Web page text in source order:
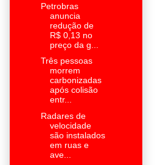
Petrobras
anuncia
redução de
R$ 0,13 no
preço da g...
Três pessoas
morrem
carbonizadas
após colisão
entr...
Radares de
velocidade
são instalados
em ruas e
ave...